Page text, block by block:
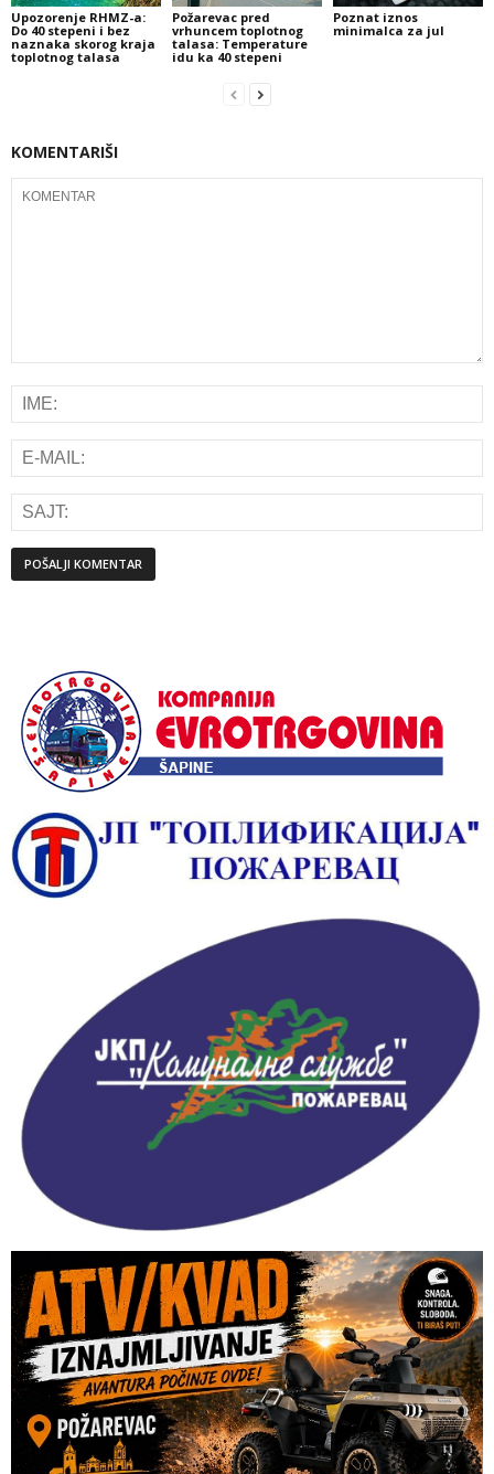
Upozorenje RHMZ-a:
Do 40 stepeni i bez
naznaka skorog kraja
toplotnog talasa
Požarevac pred
vrhuncem toplotnog
talasa: Temperature
idu ka 40 stepeni
Poznat iznos
minimalca za jul
KOMENTARIŠI